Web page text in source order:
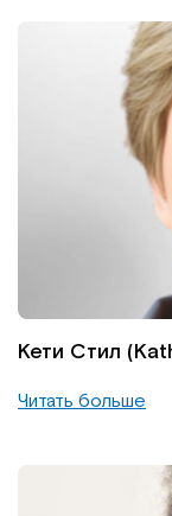
Кети Стил
Читать больше